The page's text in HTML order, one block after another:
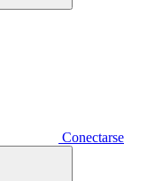
Conectarse